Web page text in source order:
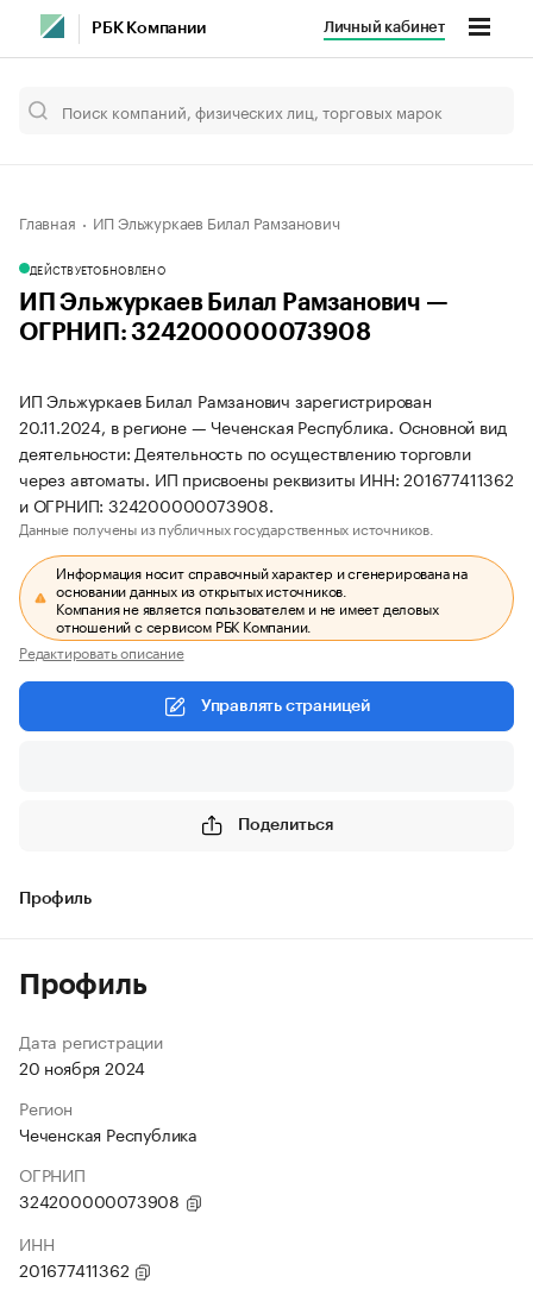
РБК Компании Личный кабинет
Главная ИП Эльжуркаев Билал Рамзанович
ДЕЙСТВУЕТОБНОВЛЕНО
ИП Эльжуркаев Билал Рамзанович —
ОГРНИП: 324200000073908
ИП Эльжуркаев Билал Рамзанович зарегистрирован
20.11.2024, в регионе — Чеченская Республика. Основной вид
деятельности: Деятельность по осуществлению торговли
через автоматы. ИП присвоены реквизиты ИНН: 201677411362
и ОГРНИП: 324200000073908.
Данные получены из публичных государственных источников.
Информация носит справочный характер и сгенерирована на
основании данных из открытых источников.
Компания не является пользователем и не имеет деловых
отношений с сервисом РБК Компании.
Редактировать описание
Управлять страницей
Поделиться
Профиль
Профиль
Дата регистрации
20 ноября 2024
Регион
Чеченская Республика
ОГРНИП
324200000073908
ИНН
201677411362